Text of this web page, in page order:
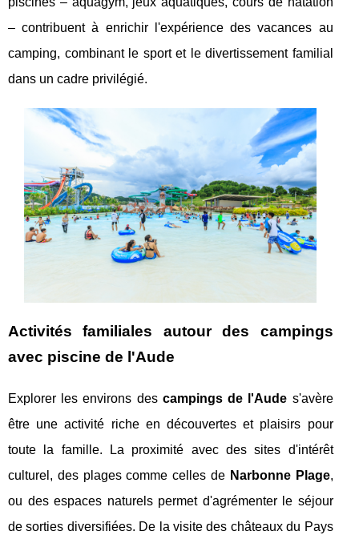
– contribuent à enrichir l'expérience des vacances au
camping, combinant le sport et le divertissement familial
dans un cadre privilégié.
Activités familiales autour des campings
avec piscine de l'Aude
Explorer les environs des campings de l'Aude s'avère
être une activité riche en découvertes et plaisirs pour
toute la famille. La proximité avec des sites d'intérêt
culturel, des plages comme celles de Narbonne Plage,
ou des espaces naturels permet d'agrémenter le séjour
de sorties diversifiées. De la visite des châteaux du Pays